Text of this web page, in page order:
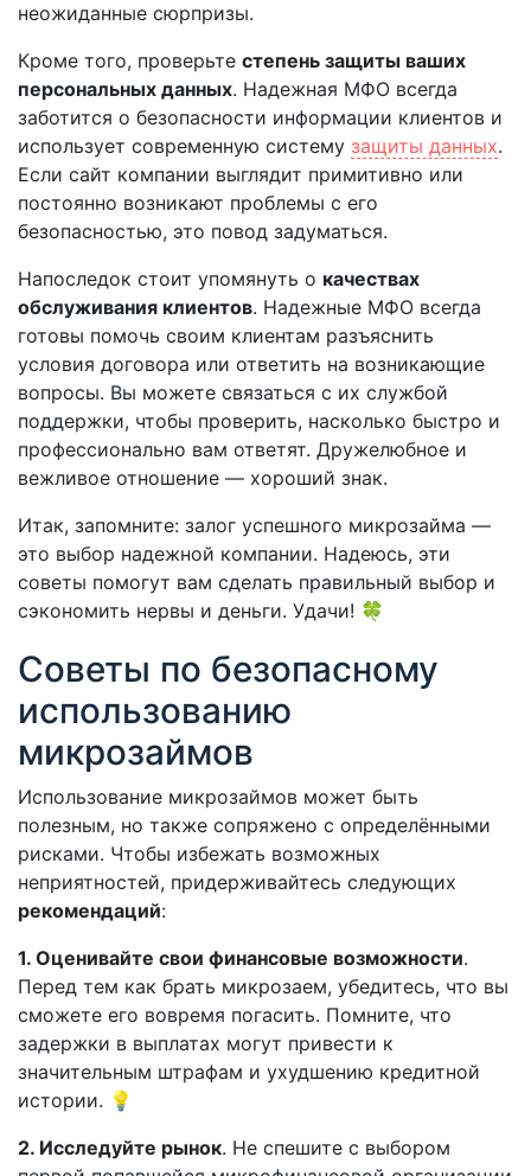
неожиданные сюрпризы.
Кроме того, проверьте степень защиты ваших
персональных данных. Надежная МФО всегда
заботится о безопасности информации клиентов и
использует современную систему защиты данных.
Если сайт компании выглядит примитивно или
постоянно возникают проблемы с его
безопасностью, это повод задуматься.
Напоследок стоит упомянуть о качествах
обслуживания клиентов. Надежные МФО всегда
готовы помочь своим клиентам разъяснить
условия договора или ответить на возникающие
вопросы. Вы можете связаться с их службой
поддержки, чтобы проверить, насколько быстро и
профессионально вам ответят. Дружелюбное и
вежливое отношение — хороший знак.
Итак, запомните: залог успешного микрозайма —
это выбор надежной компании. Надеюсь, эти
советы помогут вам сделать правильный выбор и
сэкономить нервы и деньги. Удачи! 🍀
Советы по безопасному
использованию
микрозаймов
Использование микрозаймов может быть
полезным, но также сопряжено с определёнными
рисками. Чтобы избежать возможных
неприятностей, придерживайтесь следующих
рекомендаций:
1. Оценивайте свои финансовые возможности.
Перед тем как брать микрозаем, убедитесь, что вы
сможете его вовремя погасить. Помните, что
задержки в выплатах могут привести к
значительным штрафам и ухудшению кредитной
истории. 💡
2. Исследуйте рынок. Не спешите с выбором